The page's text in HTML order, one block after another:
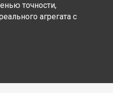
точности,
агрегата с